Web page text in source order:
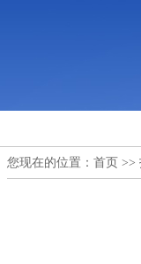
您现在的位置： 首页 >>